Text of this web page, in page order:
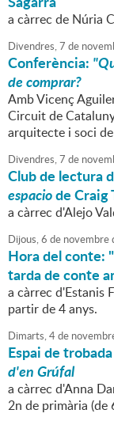
a càrrec de Núria
Divendres,7 de
Conferència:
de comprar?
Amb Vicenç
Circuit de
arquitecte i soci
Divendres,7 de
Club de lectura
espaciode Craig
a càrrec d'Alejo
Dijous,6 de novembre
Hora del conte:
tarda de conte
a càrrec d'Estanis
partir de 4 anys.
Dimarts,4de
Espai de
d'en Grúfal
a càrrec d'Anna
2n de primària (de